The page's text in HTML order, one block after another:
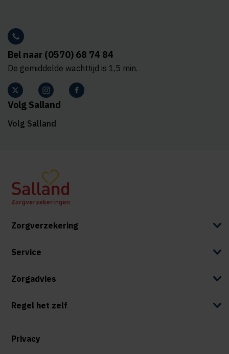
Bel naar (0570) 68 74 84
De gemiddelde wachttijd is 1,5 min.
Volg Salland
Volg Salland
Zorgverzekering
Service
Zorgadvies
Regel het zelf
Privacy